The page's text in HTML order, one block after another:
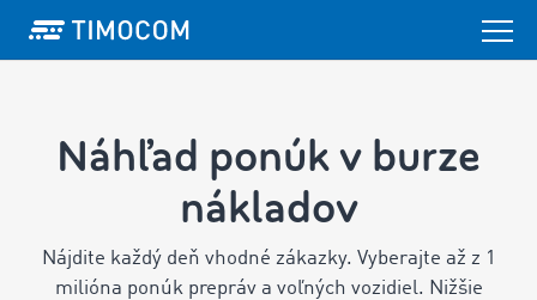
Náhľad ponúk v burze
nákladov
Nájdite každý deň vhodné zákazky. Vyberajte až z 1
milióna ponúk prepráv a voľných vozidiel. Nižšie